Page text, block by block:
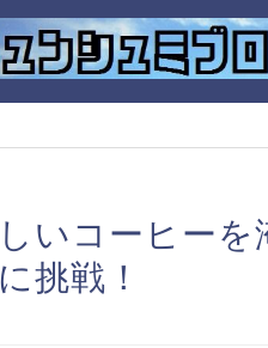
しいコーヒー
挑戦！